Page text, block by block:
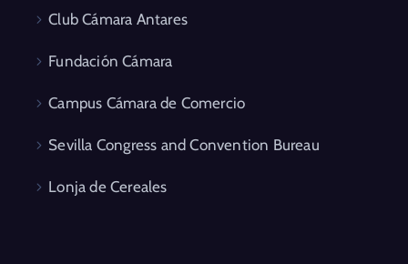
Club Cámara Antares
Fundación Cámara
Campus Cámara de Comercio
Sevilla Congress and Convention Bureau
Lonja de Cereales